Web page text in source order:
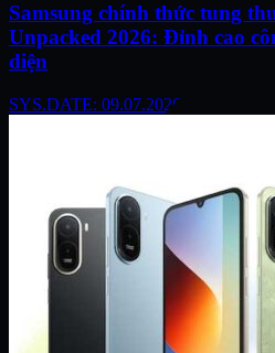
Samsung chính thức tung
Unpacked 2026: Đỉnh cao
diện
SYS.DATE: 09.07.2026